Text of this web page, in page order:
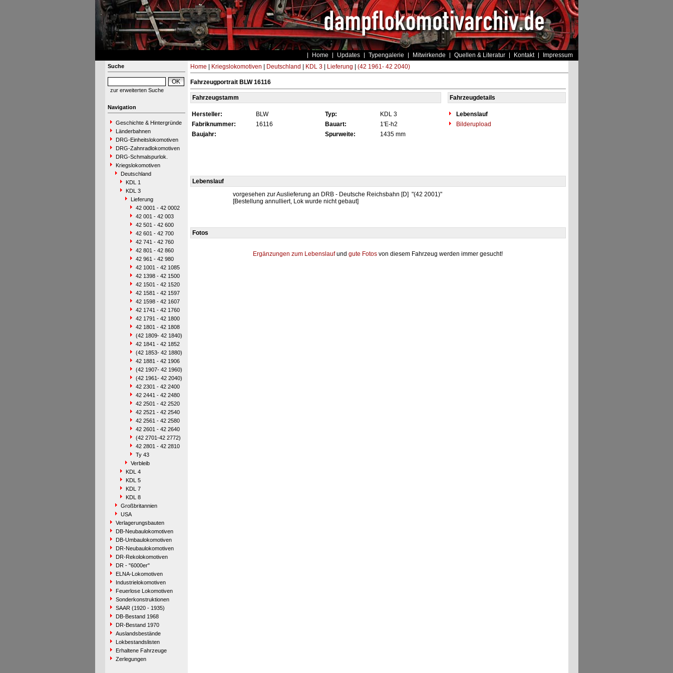
Home Updates Typengalerie Mitwirkende Quellen & Literatur Kontakt Impressum
Suche
zur erweiterten Suche
Navigation
Geschichte & Hintergründe
Länderbahnen
DRG-Einheitslokomotiven
DRG-Zahnradlokomotiven
DRG-Schmalspurlok.
Kriegslokomotiven
Deutschland
KDL 1
KDL 3
Lieferung
42 0001 - 42 0002
42 001 - 42 003
42 501 - 42 600
42 601 - 42 700
42 741 - 42 760
42 801 - 42 860
42 961 - 42 980
42 1001 - 42 1085
42 1398 - 42 1500
42 1501 - 42 1520
42 1581 - 42 1597
42 1598 - 42 1607
42 1741 - 42 1760
42 1791 - 42 1800
42 1801 - 42 1808
(42 1809- 42 1840)
42 1841 - 42 1852
(42 1853- 42 1880)
42 1881 - 42 1906
(42 1907- 42 1960)
(42 1961- 42 2040)
42 2301 - 42 2400
42 2441 - 42 2480
42 2501 - 42 2520
42 2521 - 42 2540
42 2561 - 42 2580
42 2601 - 42 2640
(42 2701-42 2772)
42 2801 - 42 2810
Ty 43
Verbleib
KDL 4
KDL 5
KDL 7
KDL 8
Großbritannien
USA
Verlagerungsbauten
DB-Neubaulokomotiven
DB-Umbaulokomotiven
DR-Neubaulokomotiven
DR-Rekolokomotiven
DR - "6000er"
ELNA-Lokomotiven
Industrielokomotiven
Feuerlose Lokomotiven
Sonderkonstruktionen
SAAR (1920 - 1935)
DB-Bestand 1968
DR-Bestand 1970
Auslandsbestände
Lokbestandslisten
Erhaltene Fahrzeuge
Zerlegungen
Home Kriegslokomotiven Deutschland KDL 3| Lieferung (42 1961- 42 2040)
Fahrzeugportrait BLW 16116
Fahrzeugstamm Fahrzeugdetails
Hersteller: BLW Typ: KDL 3
Lebenslauf
Fabriknummer:
16116 Bauart: 1'E-h2
Bilderupload
Baujahr:
Spurweite: 1435 mm
Lebenslauf
vorgesehen zur Auslieferung an DRB - Deutsche Reichsbahn [D] "(42 2001)"
[Bestellung annulliert, Lok wurde nicht gebaut]
Fotos
Ergänzungen zum Lebenslaufund gute Fotos von diesem Fahrzeug werden immer gesucht!